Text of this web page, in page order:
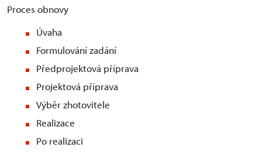
Proces obnovy
Úvaha
Formulování zadání
Předprojektová příprava
Projektová příprava
Výběr zhotovitele
Realizace
Po realizaci